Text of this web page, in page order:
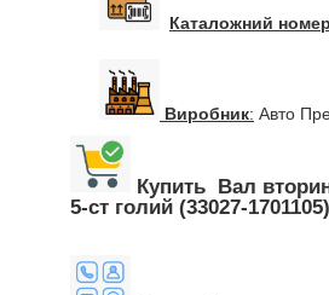
Каталожний
Виробник: Авто
Купить Вал
5-ст голий (33027-